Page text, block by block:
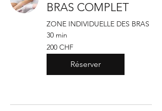
BRAS COMPLET
ZONE INDIVIDUELLE DES BRAS
30 min
200
francs
suisses
200 CHF
Réserver